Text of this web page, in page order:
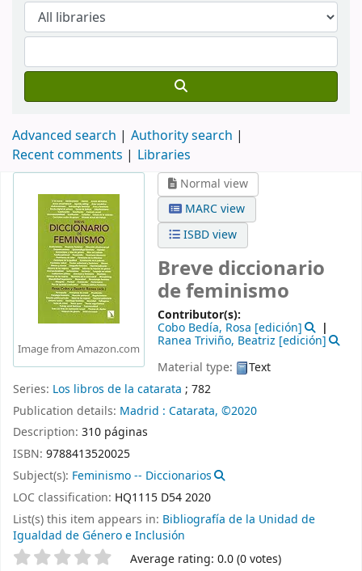
Advanced search
Authority search
Recent comments
Libraries
Image from Amazon.com
Normal view
MARC view
ISBD view
Breve diccionario
de feminismo
Contributor(s):
Cobo Bedía, Rosa [edición]
Ranea Triviño, Beatriz [edición]
Material type:
Text
Series: Los libros de la catarata ; 782
Publication details: Madrid : Catarata, ©2020
Description: 310 páginas
ISBN: 9788413520025
Subject(s): Feminismo -- Diccionarios
LOC classification: HQ1115 D54 2020
List(s) this item appears in: Bibliografía de la Unidad de
Igualdad de Género e Inclusión
Star ratings Average rating: 0.0 (0 votes)